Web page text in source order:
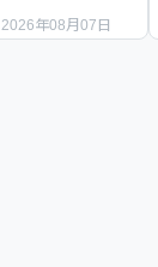
2026年08月07日